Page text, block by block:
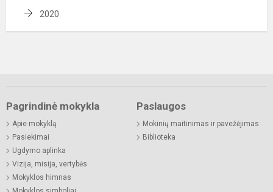
2020
Pagrindinė mokykla
Apie mokyklą
Pasiekimai
Ugdymo aplinka
Vizija, misija, vertybės
Mokyklos himnas
Paslaugos
Mokinių maitinimas ir pavežėjimas
Biblioteka